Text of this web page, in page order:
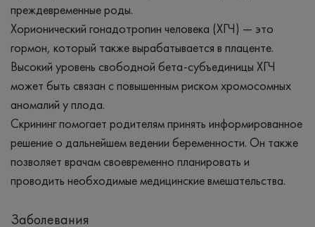
преждевременные роды.
Хорионический гонадотропин человека (ХГЧ) — это
гормон, который также вырабатывается в плаценте.
Высокий уровень свободной бета-субъединицы ХГЧ
может быть связан с повышенным риском хромосомных
аномалий у плода.
Скрининг помогает родителям принять информированное
решение о дальнейшем ведении беременности. Он также
позволяет врачам своевременно планировать и
проводить необходимые медицинские вмешательства.
Заболевания